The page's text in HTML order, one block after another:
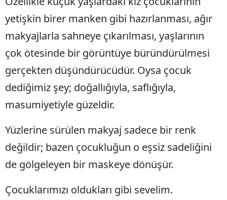
Malatya
Manisa
Kahramanmaraş
Mardin
Niğde
yetişkin birer manken gibi hazırlanması, ağır
makyajlarla sahneye çıkarılması, yaşlarının
çok ötesinde bir görüntüye büründürülmesi
gerçekten düşündürücüdür. Oysa çocuk
dediğimiz şey; doğallığıyla, saflığıyla,
masumiyetiyle güzeldir.
Yüzlerine sürülen makyaj sadece bir renk
değildir; bazen çocukluğun o eşsiz sadeliğini
de gölgeleyen bir maskeye dönüşür.
Çocuklarımızı oldukları gibi sevelim.